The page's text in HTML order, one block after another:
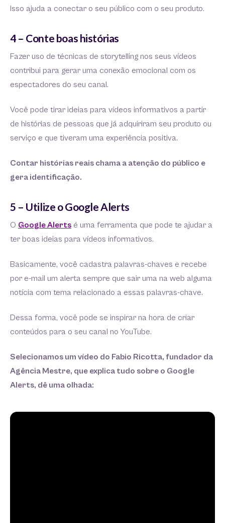
Isso ajuda a conectar o seu público com o seu produto.
4 – Conte boas histórias
Fazer uso de técnicas de storytelling nos seus vídeos
contribui para gerar uma conexão emocional com os
espectadores do seu canal.
Você pode tirar ideias para vídeos informativos a partir
de histórias de pessoas que já adquiriram seu produto ou
serviço e que tiveram uma experiência positiva.
Contar histórias reais chama a atenção do público e
gera identificação.
5 – Utilize o Google Alerts
O Google Alerts é uma ferramenta que pode te ajudar a
ter boas ideias para vídeos informativos.
Basicamente, você cadastra palavras-chaves e recebe
por e-mail um alerta sempre que sair uma na web alguma
notícia com tema relacionado a essas palavras-chave.
Dessa forma, você pode se inspirar na hora de criar
conteúdos para o seu canal no YouTube.
Selecionamos um vídeo do Fabio Ricotta, fundador da
Agência Mestre, que explica tudo sobre o Google
Alerts, dê uma olhada: